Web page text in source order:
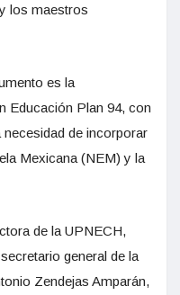
los maestros
es la
Educación Plan 94, con
de incorporar
Mexicana (NEM) y la
de la UPNECH,
general de la
Zendejas Amparán,